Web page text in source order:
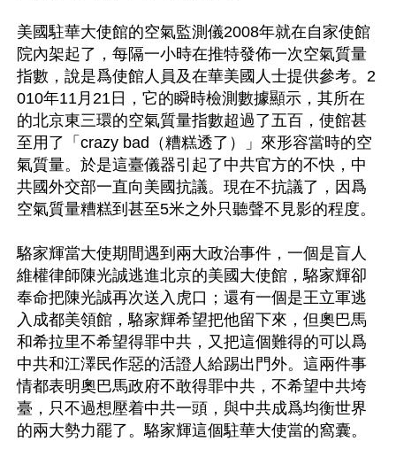
美國駐華大使館的空氣監測儀2008年就在自家使館
院內架起了，每隔一小時在推特發佈一次空氣質量
指數，說是爲使館人員及在華美國人士提供參考。2
010年11月21日，它的瞬時檢測數據顯示，其所在
的北京東三環的空氣質量指數超過了五百，使館甚
至用了「crazy bad（糟糕透了）」來形容當時的空
氣質量。於是這臺儀器引起了中共官方的不快，中
共國外交部一直向美國抗議。現在不抗議了，因爲
空氣質量糟糕到甚至5米之外只聽聲不見影的程度。
駱家輝當大使期間遇到兩大政治事件，一個是盲人
維權律師陳光誠逃進北京的美國大使館，駱家輝卻
奉命把陳光誠再次送入虎口；還有一個是王立軍逃
入成都美領館，駱家輝希望把他留下來，但奧巴馬
和希拉里不希望得罪中共，又把這個難得的可以爲
中共和江澤民作惡的活證人給踢出門外。這兩件事
情都表明奧巴馬政府不敢得罪中共，不希望中共垮
臺，只不過想壓着中共一頭，與中共成爲均衡世界
的兩大勢力罷了。駱家輝這個駐華大使當的窩囊。